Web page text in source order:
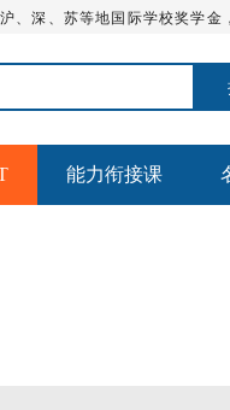
深、苏等地国际学校奖学
能力衔接课